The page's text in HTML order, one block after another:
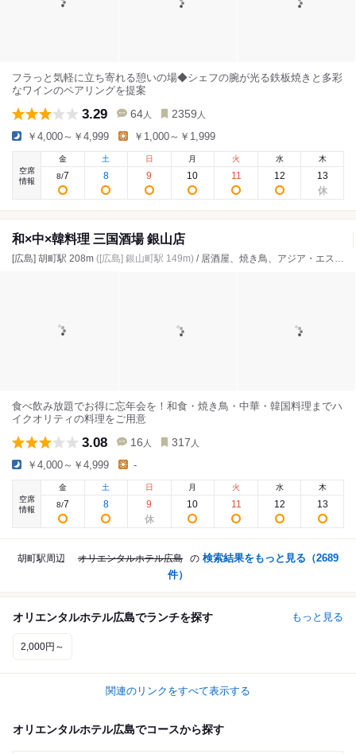
フラっと気軽に立ち寄れる憩いの場◆シェフの腕が光る鉄板焼きと多彩
なワインのペアリングを提案
3.29 64 人 2359 人
￥4,000～￥4,999 ￥1,000～￥1,999
空席
情報
金
8/7
土
8
日
9
月
10
火
11
水
12
木
13
和×中×韓料理 三国酒場 銀山店
[広島] 胡町駅 208m ([広島] 銀山町駅 149m) / 居酒屋、焼き鳥、アジア・エスニック
食べ飲み放題でお得に忘年会を！和食・焼き鳥・中華・韓国料理までハ
イクオリティの料理をご用意
3.08 16 人 317 人
￥4,000～￥4,999 -
空席
情報
金
8/7
土
8
日
9
月
10
火
11
水
12
木
13
胡町駅周辺 オリエンタルホテル広島 の 検索結果をもっと見る（2689
件）
オリエンタルホテル広島でランチを探す もっと見る
2,000円～
関連のリンクをすべて表示する
オリエンタルホテル広島でコースから探す